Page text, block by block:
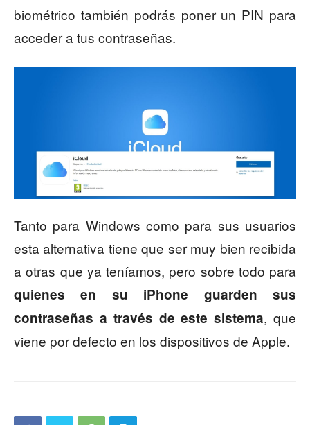
biométrico también podrás poner un PIN para
acceder a tus contraseñas.
Tanto para Windows como para sus usuarios
esta alternativa tiene que ser muy bien recibida
a otras que ya teníamos, pero sobre todo para
quienes en su iPhone guarden sus
contraseñas a través de este sistema, que
viene por defecto en los dispositivos de Apple.